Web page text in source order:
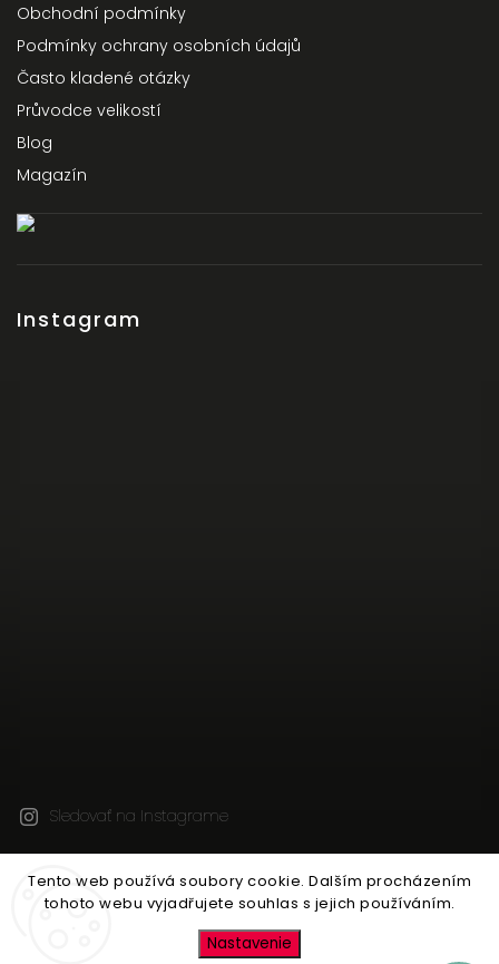
Tento web používá soubory cookie. Dalším procházením
tohoto webu vyjadřujete souhlas s jejich používáním.
Nastavenie
Obchodní podmínky
Podmínky ochrany osobních údajů
Často kladené otázky
Průvodce velikostí
Blog
Magazín
Instagram
Sledovať na Instagrame
Copyright 2026JEN TAK Z LÁSKY. Všetky práva
vyhradené.
Upraviť nastavenie cookies